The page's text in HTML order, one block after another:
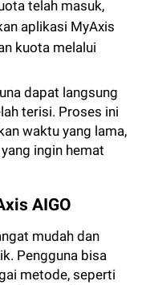
telah masuk,
aplikasi MyAxis
kuota melalui
dapat langsung
terisi. Proses ini
waktu yang lama,
ingin hemat
AIGO
mudah dan
Pengguna bisa
metode, seperti